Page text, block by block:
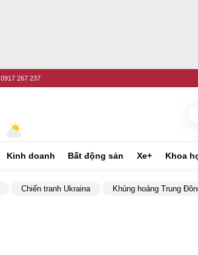
0917 267 237
Kinh doanh Bất động sản Xe+ Khoa
Chiến tranh Ukraina Khủng hoảng Trung